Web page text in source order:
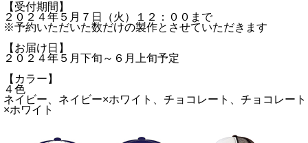
【受付期間】
２０２４年５月７日（火）１２：００まで
※予約いただいた数だけの製作とさせていただきます
【お届け日】
２０２４年５月下旬～６月上旬予定
【カラー】
４色
ネイビー、ネイビー×ホワイト、チョコレート、チョコレート
×ホワイト